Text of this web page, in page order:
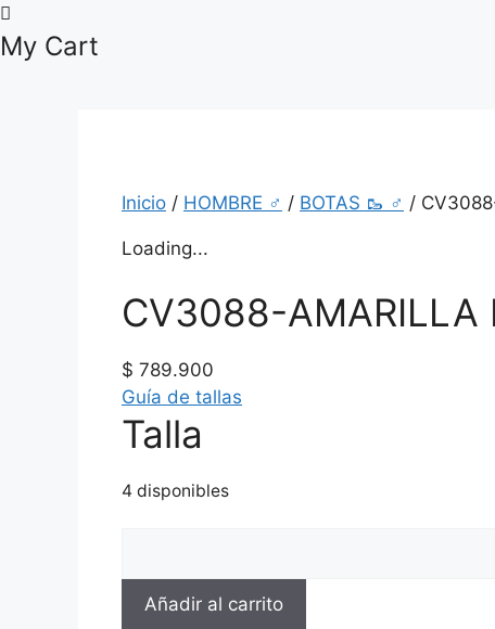
My Cart
Inicio / HOMBRE ♂ / BOTAS 🥾 ♂ /
Loading...
CV3088-
$ 789.900
Guía de tallas
Talla
4 disponibles
Botas
Añadir al carrito